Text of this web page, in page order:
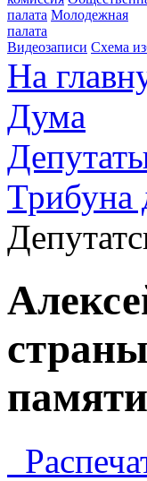
палата Молодежная
палата
Видеозаписи Схема
На
Дума
Трибуна